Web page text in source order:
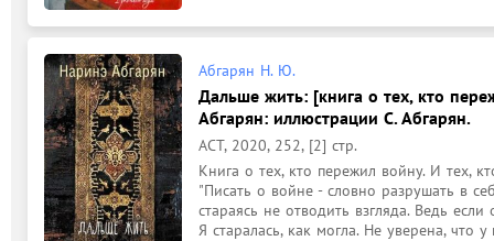
Абгарян Н. Ю.
Дальше жить: [книга о тех, кто
Абгарян: иллюстрации С. Абгарян.
АСТ, 2020, 252, [2] стр.
Книга о тех, кто пережил войну. И тех,
"Писать о войне - словно разрушать в
стараясь не отводить взгляда. Ведь
Я старалась, как могла. Не уверена, что